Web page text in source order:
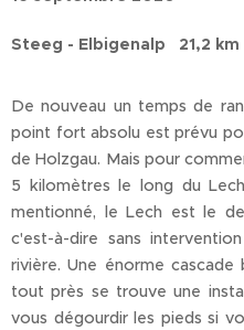
Steeg - Elbigenalp 21,2 km
De nouveau un temps de
point fort absolu est prévu
de Holzgau. Mais pour
5 kilomètres le long du
mentionné, le Lech est le
c'est-à-dire sans
rivière. Une énorme
tout près se trouve une
vous dégourdir les pieds si